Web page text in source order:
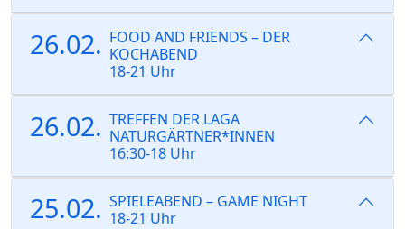
26.02. FOOD AND FRIENDS – DER
KOCHABEND
18-21 Uhr
26.02. TREFFEN DER LAGA
NATURGÄRTNER*INNEN
16:30-18 Uhr
25.02. SPIELEABEND – GAME NIGHT
18-21 Uhr